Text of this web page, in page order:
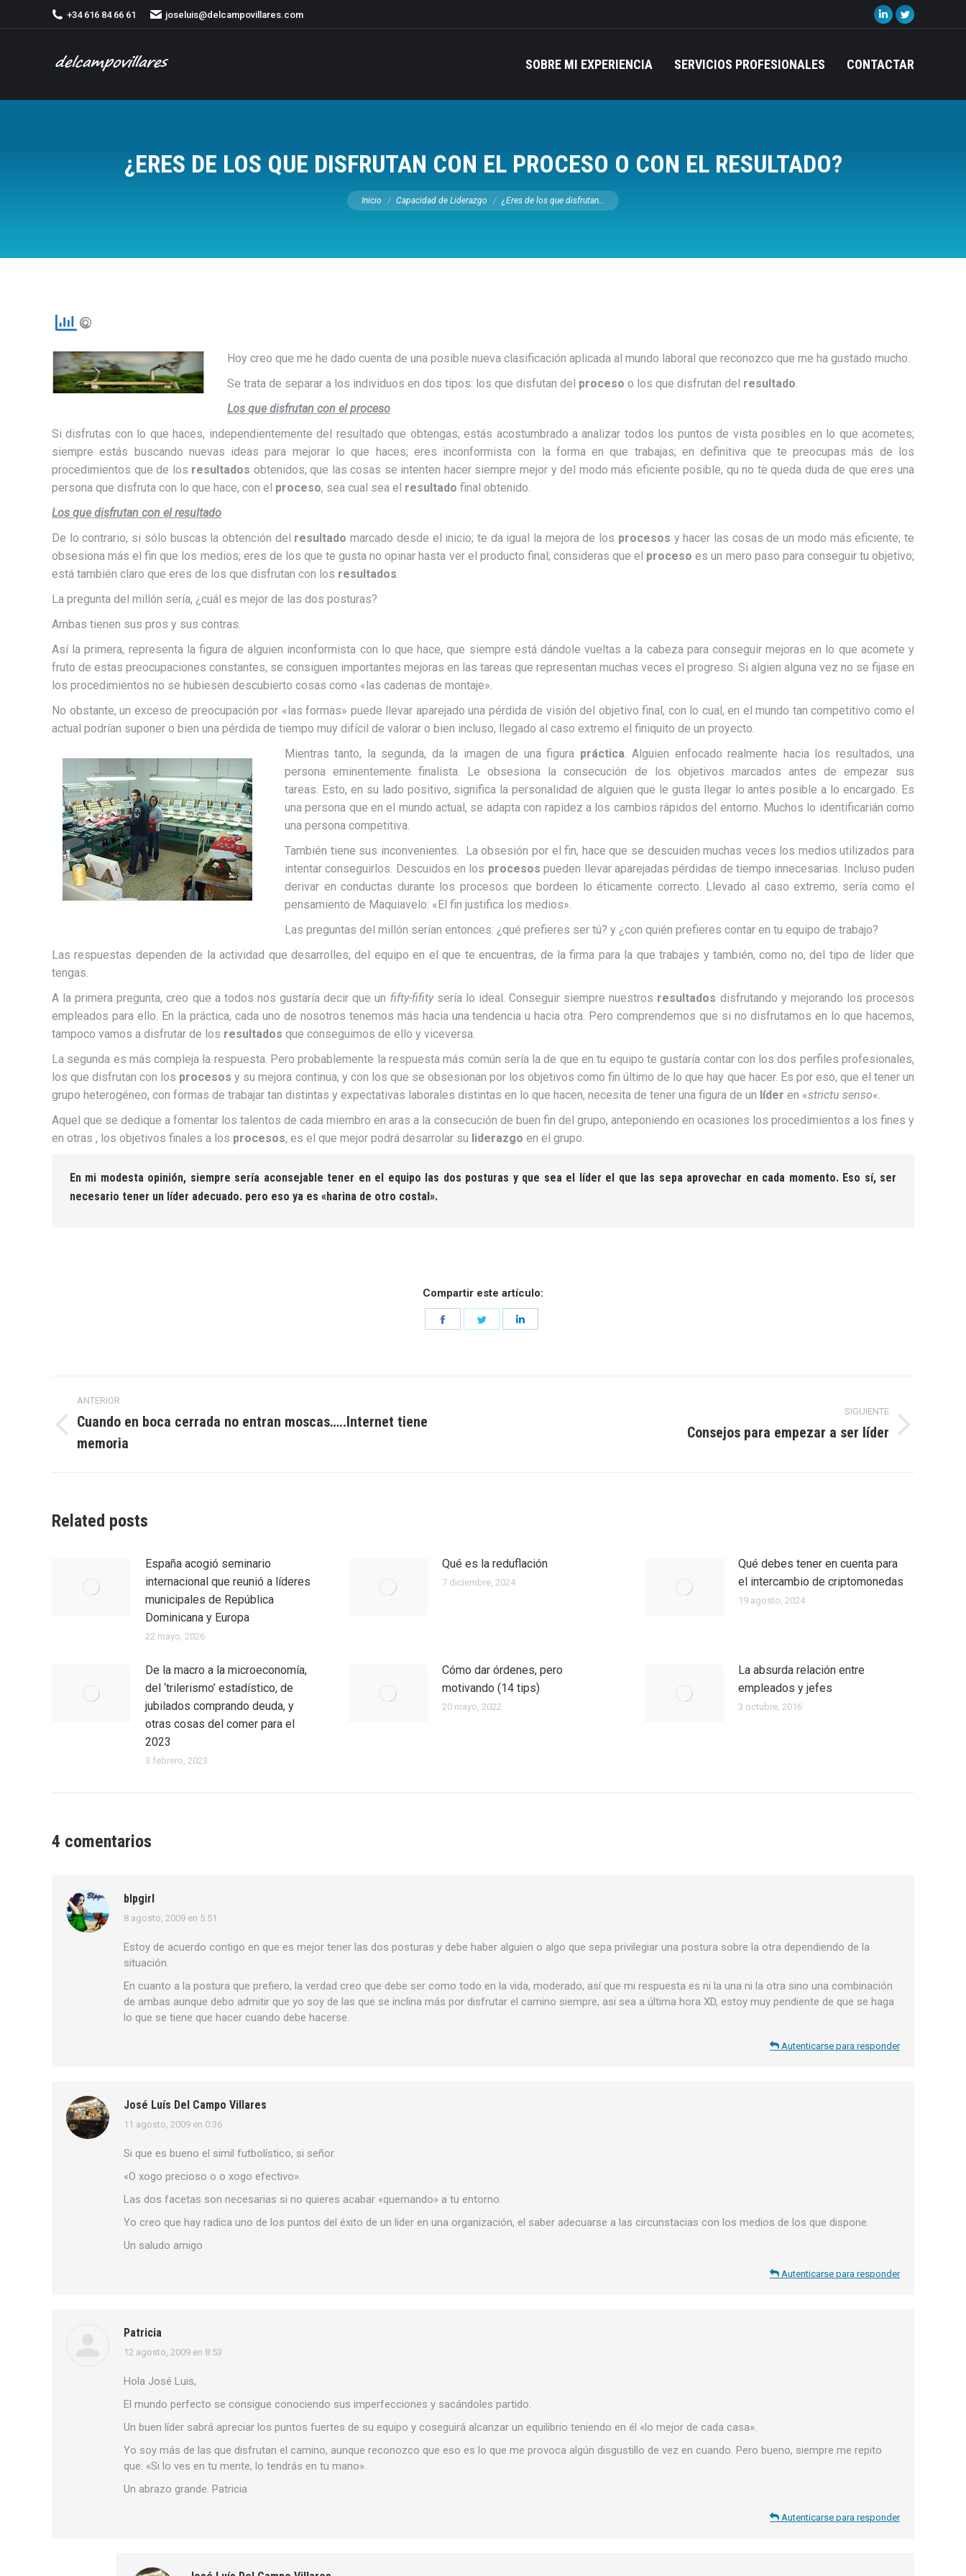
+34 616 84 66 61 joseluis@delcampovillares.com
Linkedin
opens
new
Twitter
opens
new
SOBRE MI EXPERIENCIA SERVICIOS PROFESIONALES CONTACTAR
¿ERES DE LOS QUE DISFRUTAN CON EL PROCESO O CON EL RESULTADO?
Estás aquí:
Inicio Capacidad de Liderazgo ¿Eres de los que disfrutan…
Hoy creo que me he dado cuenta de una posible nueva clasificación aplicada al mundo laboral que reconozco que me ha gustado mucho.
Se trata de separar a los individuos en dos tipos: los que disfutan del proceso o los que disfrutan del resultado.
Los que disfrutan con el proceso
Si disfrutas con lo que haces, independientemente del resultado que obtengas; estás acostumbrado a analizar todos los puntos de vista posibles en lo que acometes;
siempre estás buscando nuevas ideas para mejorar lo que haces; eres inconformista con la forma en que trabajas; en definitiva que te preocupas más de los
procedimientos que de los resultados obtenidos, que las cosas se intenten hacer siempre mejor y del modo más eficiente posible, qu no te queda duda de que eres una
persona que disfruta con lo que hace, con el proceso, sea cual sea el resultado final obtenido.
Los que disfrutan con el resultado
De lo contrario, si sólo buscas la obtención del resultado marcado desde el inicio; te da igual la mejora de los procesos y hacer las cosas de un modo más eficiente; te
obsesiona más el fin que los medios; eres de los que te gusta no opinar hasta ver el producto final; consideras que el proceso es un mero paso para conseguir tu objetivo;
está también claro que eres de los que disfrutan con los resultados.
La pregunta del millón sería, ¿cuál es mejor de las dos posturas?
Ambas tienen sus pros y sus contras.
Así la primera, representa la figura de alguien inconformista con lo que hace, que siempre está dándole vueltas a la cabeza para conseguir mejoras en lo que acomete y
fruto de estas preocupaciones constantes, se consiguen importantes mejoras en las tareas que representan muchas veces el progreso. Si algien alguna vez no se fijase en
los procedimientos no se hubiesen descubierto cosas como «las cadenas de montaje».
No obstante, un exceso de preocupación por «las formas» puede llevar aparejado una pérdida de visión del objetivo final, con lo cual, en el mundo tan competitivo como el
actual podrían suponer o bien una pérdida de tiempo muy difícil de valorar o bien incluso, llegado al caso extremo el finiquito de un proyecto.
Mientras tanto, la segunda, da la imagen de una figura práctica. Alguien enfocado realmente hacia los resultados, una
persona eminentemente finalista. Le obsesiona la consecución de los objetivos marcados antes de empezar sus
tareas. Esto, en su lado positivo, significa la personalidad de alguien que le gusta llegar lo antes posible a lo encargado. Es
una persona que en el mundo actual, se adapta con rapidez a los cambios rápidos del entorno. Muchos lo identificarián como
una persona competitiva.
También tiene sus inconvenientes. La obsesión por el fin, hace que se descuiden muchas veces los medios utilizados para
intentar conseguirlos. Descuidos en los procesos pueden llevar aparejadas pérdidas de tiempo innecesarias. Incluso puden
derivar en conductas durante los procesos que bordeen lo éticamente correcto. Llevado al caso extremo, sería como el
pensamiento de Maquiavelo: «El fin justifica los medios».
Las preguntas del millón serían entonces: ¿qué prefieres ser tú? y ¿con quién prefieres contar en tu equipo de trabajo?
Las respuestas dependen de la actividad que desarrolles, del equipo en el que te encuentras, de la firma para la que trabajes y también, como no, del tipo de líder que
tengas.
A la primera pregunta, creo que a todos nos gustaría decir que un fifty-fifitysería lo ideal. Conseguir siempre nuestros resultados disfrutando y mejorando los procesos
empleados para ello. En la práctica, cada uno de nosotros tenemos más hacia una tendencia u hacia otra. Pero comprendemos que si no disfrutamos en lo que hacemos,
tampoco vamos a disfrutar de los resultados que conseguimos de ello y viceversa.
La segunda es más compleja la respuesta. Pero probablemente la respuesta más común sería la de que en tu equipo te gustaría contar con los dos perfiles profesionales,
los que disfrutan con los procesos y su mejora continua, y con los que se obsesionan por los objetivos como fin último de lo que hay que hacer. Es por eso, que el tener un
grupo heterogéneo, con formas de trabajar tan distintas y expectativas laborales distintas en lo que hacen, necesita de tener una figura de un líder en «strictu senso«.
Aquel que se dedique a fomentar los talentos de cada miembro en aras a la consecución de buen fin del grupo, anteponiendo en ocasiones los procedimientos a los fines y
en otras , los objetivos finales a los procesos, es el que mejor podrá desarrolar su liderazgo en el grupo.
En mi modesta opinión, siempre sería aconsejable tener en el equipo las dos posturas y que sea el líder el que las sepa aprovechar en cada momento. Eso sí, ser
necesario tener un líder adecuado. pero eso ya es «harina de otro costal».
Compartir este artículo:
Share
Navegación
entre
entradas
ANTERIOR
anterior:
Cuando en boca cerrada no entran moscas…..Internet tiene
memoria
SIGUIENTE
Consejos para empezar a ser líder
Related posts
España acogió seminario
internacional que reunió a líderes
municipales de República
Dominicana y Europa
22 mayo, 2026
Qué es la reduflación
7 diciembre, 2024
Qué debes tener en cuenta para
el intercambio de criptomonedas
19 agosto, 2024
De la macro a la microeconomía,
del ‘trilerismo’ estadístico, de
jubilados comprando deuda, y
otras cosas del comer para el
2023
3 febrero, 2023
Cómo dar órdenes, pero
motivando (14 tips)
20 mayo, 2022
La absurda relación entre
empleados y jefes
3 octubre, 2016
4 comentarios
blpgirl
dice:
8 agosto, 2009 en 5:51
Estoy de acuerdo contigo en que es mejor tener las dos posturas y debe haber alguien o algo que sepa privilegiar una postura sobre la otra dependiendo de la
situación.
En cuanto a la postura que prefiero, la verdad creo que debe ser como todo en la vida, moderado, así que mi respuesta es ni la una ni la otra sino una combinación
de ambas aunque debo admitir que yo soy de las que se inclina más por disfrutar el camino siempre, asi sea a última hora XD, estoy muy pendiente de que se haga
lo que se tiene que hacer cuando debe hacerse.
Autenticarse para responder
José Luís Del Campo Villares
dice:
11 agosto, 2009 en 0:36
Si que es bueno el simil futbolístico, si señor.
«O xogo precioso o o xogo efectivo».
Las dos facetas son necesarias si no quieres acabar «quemando» a tu entorno.
Yo creo que hay radica uno de los puntos del éxito de un lider en una organización, el saber adecuarse a las circunstacias con los medios de los que dispone.
Un saludo amigo
Autenticarse para responder
Patricia
dice:
12 agosto, 2009 en 8:53
Hola José Luis,
El mundo perfecto se consigue conociendo sus imperfecciones y sacándoles partido.
Un buen líder sabrá apreciar los puntos fuertes de su equipo y coseguirá alcanzar un equilibrio teniendo en él «lo mejor de cada casa».
Yo soy más de las que disfrutan el camino, aunque reconozco que eso es lo que me provoca algún disgustillo de vez en cuando. Pero bueno, siempre me repito
que: «Si lo ves en tu mente, lo tendrás en tu mano».
Un abrazo grande. Patricia
Autenticarse para responder